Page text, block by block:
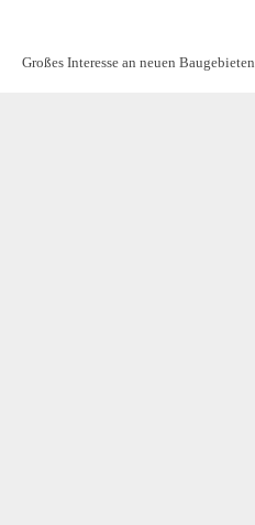
Großes Interesse an neuen Baugebieten